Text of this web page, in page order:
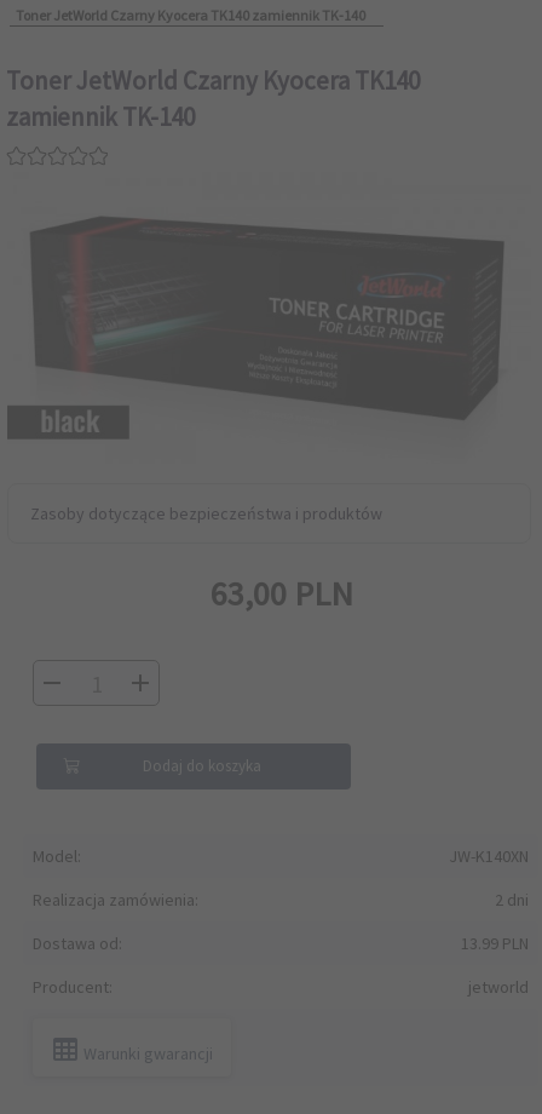
Toner JetWorld Czarny Kyocera TK140 zamiennik TK-140
Toner JetWorld Czarny Kyocera TK140
zamiennik TK-140
Zasoby dotyczące bezpieczeństwa i produktów
Model:
JW-K140XN
Realizacja zamówienia:
2 dni
Dostawa od:
13.99 PLN
Producent:
jetworld
Warunki gwarancji
63,00 PLN
Dodaj do koszyka